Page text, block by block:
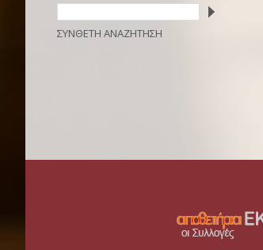
ΣΥΝΘΕΤΗ ΑΝΑΖΗΤΗΣΗ